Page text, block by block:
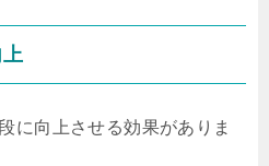
に向上させる効果がありま